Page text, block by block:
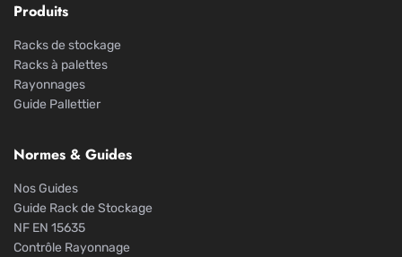
Produits
Racks de stockage
Racks à palettes
Rayonnages
Guide Pallettier
Normes & Guides
Nos Guides
Guide Rack de Stockage
NF EN 15635
Contrôle Rayonnage